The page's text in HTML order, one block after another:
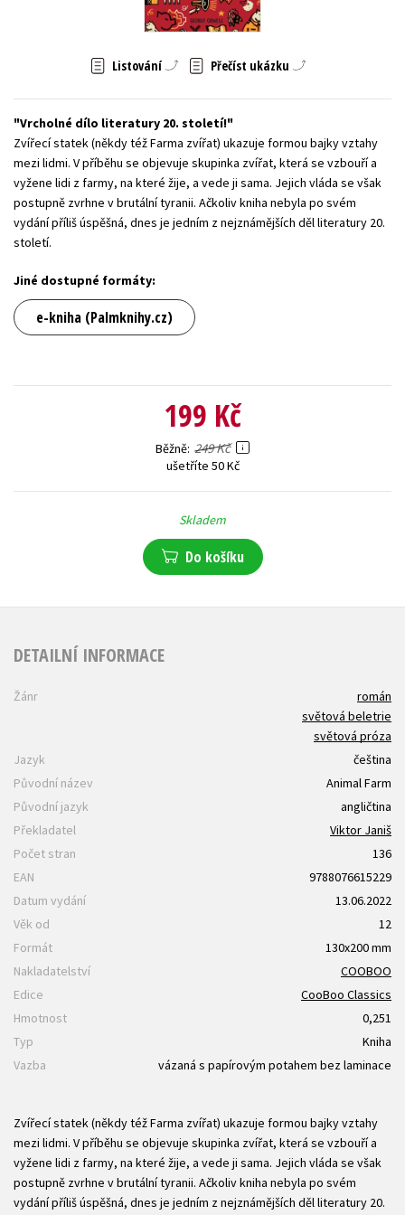
Zahraniční literatura
Všechny tituly
Listování Přečíst ukázku
Vrcholné dílo literatury 20. století!
Zvířecí statek (někdy též Farma zvířat) ukazuje formou bajky vztahy
mezi lidmi. V příběhu se objevuje skupinka zvířat, která se vzbouří a
vyžene lidi z farmy, na které žije, a vede ji sama. Jejich vláda se však
postupně zvrhne v brutální tyranii. Ačkoliv kniha nebyla po svém
vydání příliš úspěšná, dnes je jedním z nejznámějších děl literatury 20.
století.
Jiné dostupné formáty:
e-kniha (Palmknihy.cz)
199 Kč
Běžně 249 Kč
ušetříte 50 Kč
Skladem
Do košíku
DETAILNÍ INFORMACE
Žánr
román
světová beletrie
světová próza
Jazyk
čeština
Původní název
Animal Farm
Původní jazyk
angličtina
Překladatel
Viktor Janiš
Počet stran
136
EAN
9788076615229
Datum vydání
13.06.2022
Věk od
12
Formát
130x200 mm
Nakladatelství
COOBOO
Edice
CooBoo Classics
Hmotnost
0,251
Typ
Kniha
Vazba
vázaná s papírovým potahem bez laminace
Zvířecí statek (někdy též Farma zvířat) ukazuje formou bajky vztahy
mezi lidmi. V příběhu se objevuje skupinka zvířat, která se vzbouří a
vyžene lidi z farmy, na které žije, a vede ji sama. Jejich vláda se však
postupně zvrhne v brutální tyranii. Ačkoliv kniha nebyla po svém
vydání příliš úspěšná, dnes je jedním z nejznámějších děl literatury 20.